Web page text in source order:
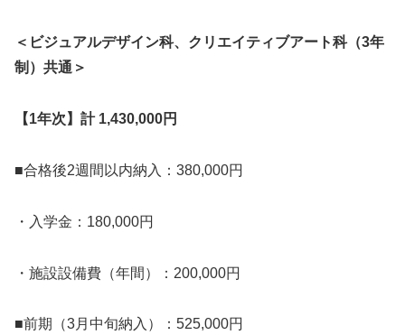
＜ビジュアルデザイン科、クリエイティブアート科（3年
制）共通＞
【1年次】計 1,430,000円
■合格後2週間以内納入：380,000円
・入学金：180,000円
・施設設備費（年間）：200,000円
■前期（3月中旬納入）：525,000円